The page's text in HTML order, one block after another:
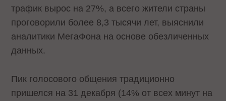
трафик вырос на 27%, а всего жители страны
проговорили более 8,3 тысячи лет, выяснили
аналитики МегаФона на основе обезличенных
данных.
Пик голосового общения традиционно
пришелся на 31 декабря (14% от всех минут на